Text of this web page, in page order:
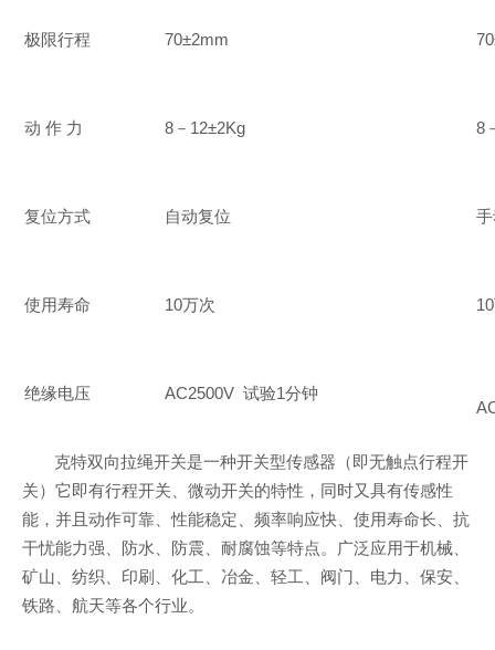
极限行程 70±2mm
动 作 力 8－12±2Kg 8
复位方式 自动复位
使用寿命 10万次
绝缘电压
AC2500V 试验1分钟
克特双向拉绳开关是一种开关型传感器（即无触点行程开
关）它即有行程开关、微动开关的特性，同时又具有传感性
能，并且动作可靠、性能稳定、频率响应快、使用寿命长、抗
干忧能力强、防水、防震、耐腐蚀等特点。广泛应用于机械、
矿山、纺织、印刷、化工、冶金、轻工、阀门、电力、保安、
铁路、航天等各个行业。